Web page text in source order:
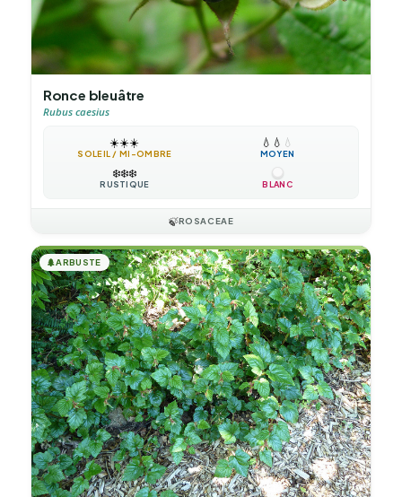
Ronce bleuâtre
Rubus caesius
☀️☀️☀️
SOLEIL / MI-OMBRE
💧 💧 💧
MOYEN
❄️❄️❄️
RUSTIQUE BLANC
🍃ROSACEAE
🌲ARBUSTE